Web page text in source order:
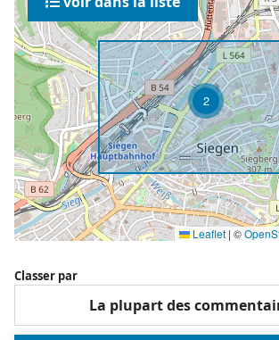
2
Leaflet | ©
Classer par
La plupart des